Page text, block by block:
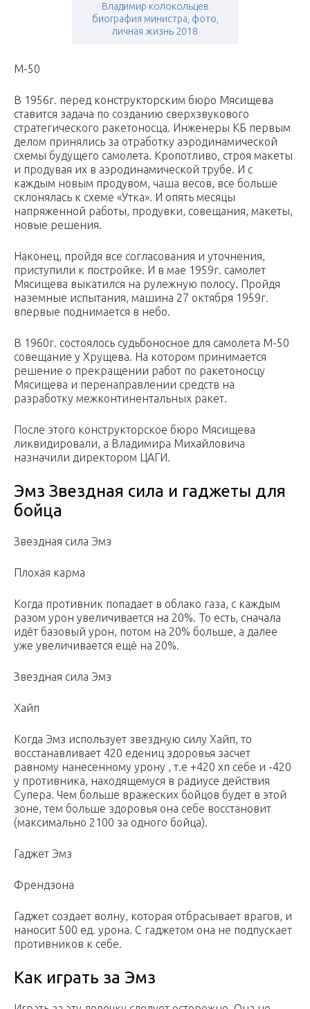
Владимир колокольцев
биография министра, фото,
личная жизнь 2018
М-50
В 1956г. перед конструкторским бюро Мясищева
ставится задача по созданию сверхзвукового
стратегического ракетоносца. Инженеры КБ первым
делом принялись за отработку аэродинамической
схемы будущего самолета. Кропотливо, строя макеты
и продувая их в аэродинамической трубе. И с
каждым новым продувом, чаша весов, все больше
склонялась к схеме «Утка». И опять месяцы
напряженной работы, продувки, совещания, макеты,
новые решения.
Наконец, пройдя все согласования и уточнения,
приступили к постройке. И в мае 1959г. самолет
Мясищева выкатился на рулежную полосу. Пройдя
наземные испытания, машина 27 октября 1959г.
впервые поднимается в небо.
В 1960г. состоялось судьбоносное для самолета М-50
совещание у Хрущева. На котором принимается
решение о прекращении работ по ракетоносцу
Мясищева и перенаправлении средств на
разработку межконтинентальных ракет.
После этого конструкторское бюро Мясищева
ликвидировали, а Владимира Михайловича
назначили директором ЦАГИ.
Эмз Звездная сила и гаджеты для
бойца
Звездная сила Эмз
Плохая карма
Когда противник попадает в облако газа, с каждым
разом урон увеличивается на 20%. То есть, сначала
идёт базовый урон, потом на 20% больше, а далее
уже увеличивается ещё на 20%.
Звездная сила Эмз
Хайп
Когда Эмз использует звездную силу Хайп, то
восстанавливает 420 едениц здоровья засчет
равному нанесенному урону , т.е +420 хп себе и -420
у противника, находящемуся в радиусе действия
Супера. Чем больше вражеских бойцов будет в этой
зоне, тем больше здоровья она себе восстановит
(максимально 2100 за одного бойца).
Гаджет Эмз
Френдзона
Гаджет создает волну, которая отбрасывает врагов, и
наносит 500 ед. урона. С гаджетом она не подпускает
противников к себе.
Как играть за Эмз